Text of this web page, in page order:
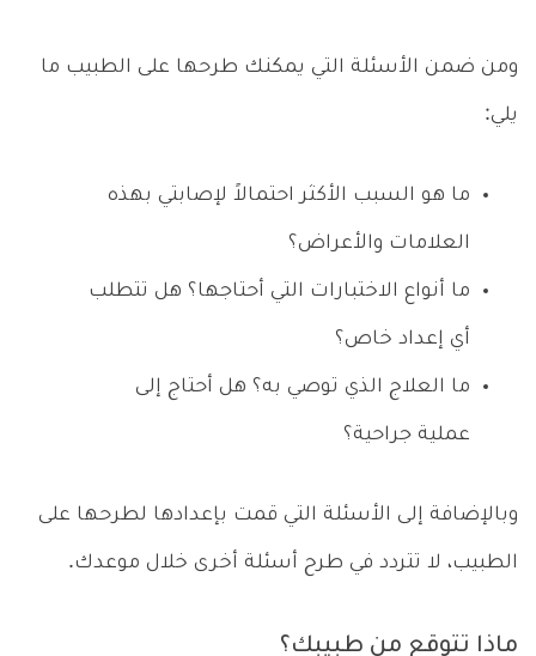
ومن ضمن الأسئلة التي يمكنك طرحها على الطبيب ما
يلي:
ما هو السبب الأكثر احتمالاً لإصابتي بهذه
العلامات والأعراض؟
ما أنواع الاختبارات التي أحتاجها؟ هل تتطلب
أي إعداد خاص؟
ما العلاج الذي توصي به؟ هل أحتاج إلى
عملية جراحية؟
وبالإضافة إلى الأسئلة التي قمت بإعدادها لطرحها على
الطبيب، لا تتردد في طرح أسئلة أخرى خلال موعدك.
ماذا تتوقع من طبيبك؟